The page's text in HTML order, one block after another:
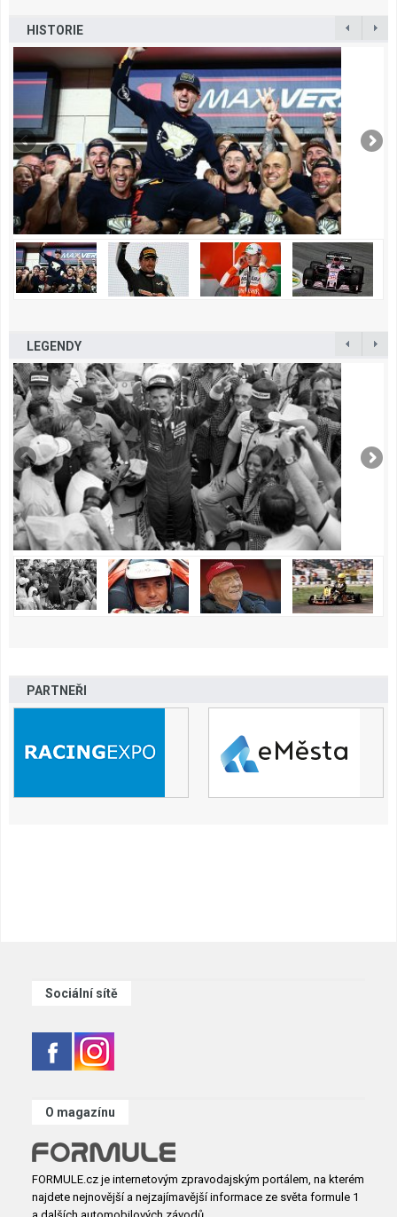
HISTORIE
LEGENDY
PARTNEŘI
Sociální sítě
O magazínu
FORMULE.cz je internetovým zpravodajským portálem, na kterém
najdete nejnovější a nejzajímavější informace ze světa formule 1